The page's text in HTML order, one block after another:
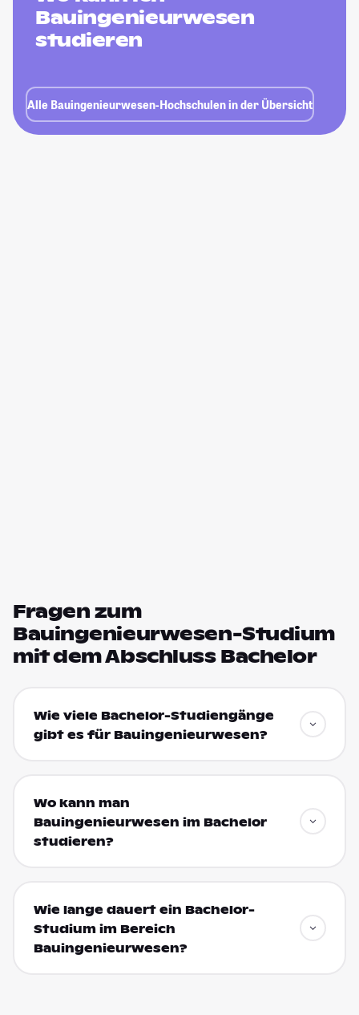
Bauingenieurwesen
studieren
Alle Bauingenieurwesen-Hochschulen in der Übersicht
Fragen zum
Bauingenieurwesen-Studium
mit dem Abschluss Bachelor
Wie viele Bachelor-Studiengänge
gibt es für Bauingenieurwesen?
Wo kann man
Bauingenieurwesen im Bachelor
studieren?
Wie lange dauert ein Bachelor-
Studium im Bereich
Bauingenieurwesen?